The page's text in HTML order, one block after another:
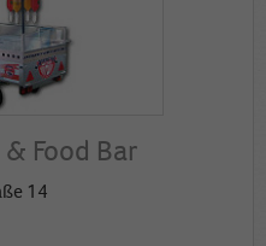
Food Bar
14